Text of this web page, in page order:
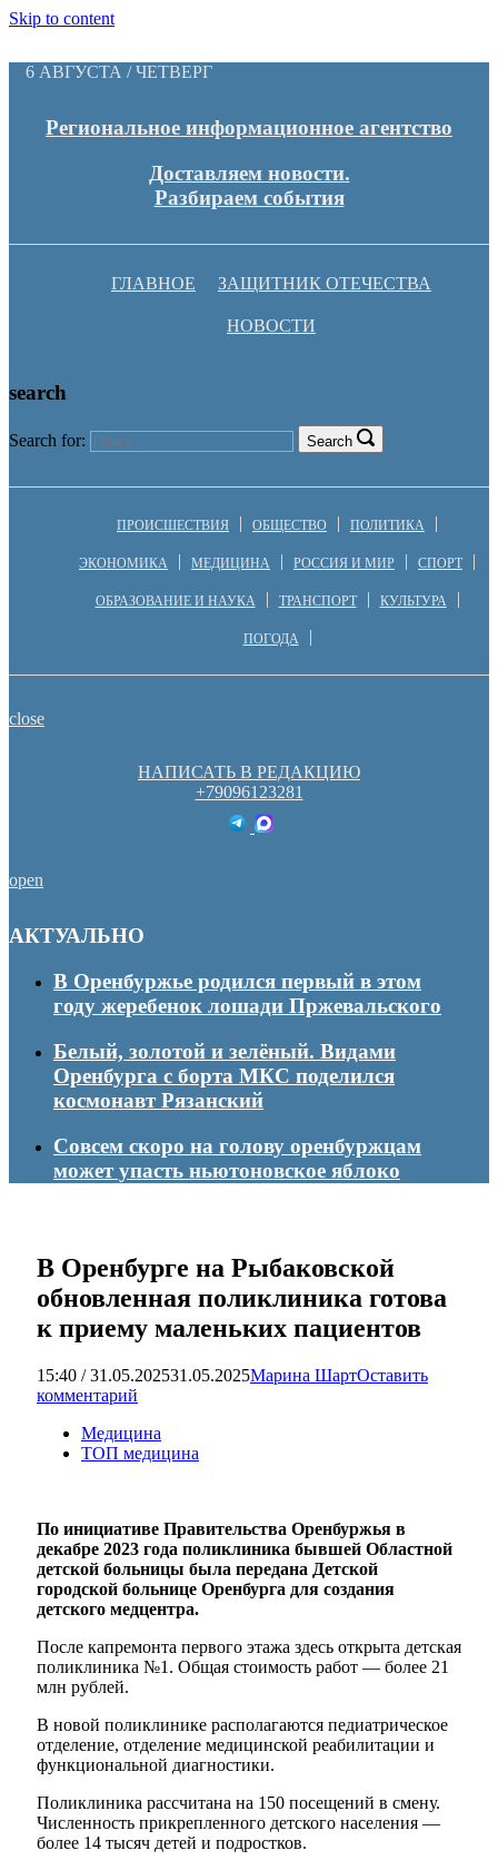
Skip to content
6 АВГУСТА / ЧЕТВЕРГ
Региональное информационное агентство
Доставляем новости.
Разбираем события
ГЛАВНОЕ ЗАЩИТНИК ОТЕЧЕСТВА
НОВОСТИ
search
Search for: Search
ПРОИСШЕСТВИЯ ОБЩЕСТВО ПОЛИТИКА
ЭКОНОМИКА МЕДИЦИНА РОССИЯ И МИР СПОРТ
ОБРАЗОВАНИЕ И НАУКА ТРАНСПОРТ КУЛЬТУРА
ПОГОДА
close
НАПИСАТЬ В РЕДАКЦИЮ
+79096123281
open
АКТУАЛЬНО
В Оренбуржье родился первый в этом
году жеребенок лошади Пржевальского
Белый, золотой и зелёный. Видами
Оренбурга с борта МКС поделился
космонавт Рязанский
Совсем скоро на голову оренбуржцам
может упасть ньютоновское яблоко
В Оренбурге на Рыбаковской
обновленная поликлиника готова
к приему маленьких пациентов
15:40 / 31.05.202531.05.2025Марина ШартОставить
комментарий
Медицина
ТОП медицина
По инициативе Правительства Оренбуржья в
декабре 2023 года поликлиника бывшей Областной
детской больницы была передана Детской
городской больнице Оренбурга для создания
детского медцентра.
После капремонта первого этажа здесь открыта детская
поликлиника №1. Общая стоимость работ — более 21
млн рублей.
В новой поликлинике располагаются педиатрическое
отделение, отделение медицинской реабилитации и
функциональной диагностики.
Поликлиника рассчитана на 150 посещений в смену.
Численность прикрепленного детского населения —
более 14 тысяч детей и подростков.